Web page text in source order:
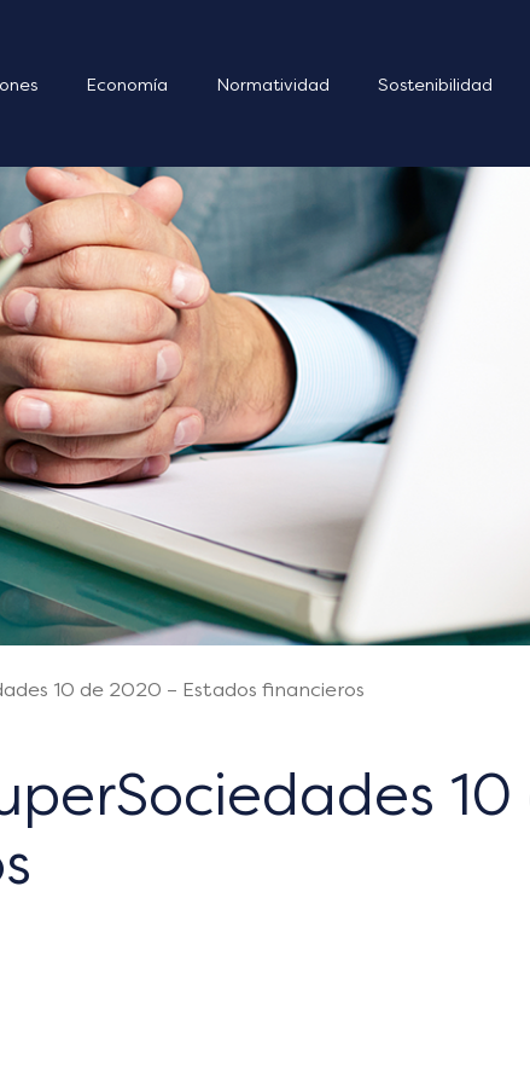
Economía Normatividad Sostenibilidad
10 de 2020 – Estados financieros